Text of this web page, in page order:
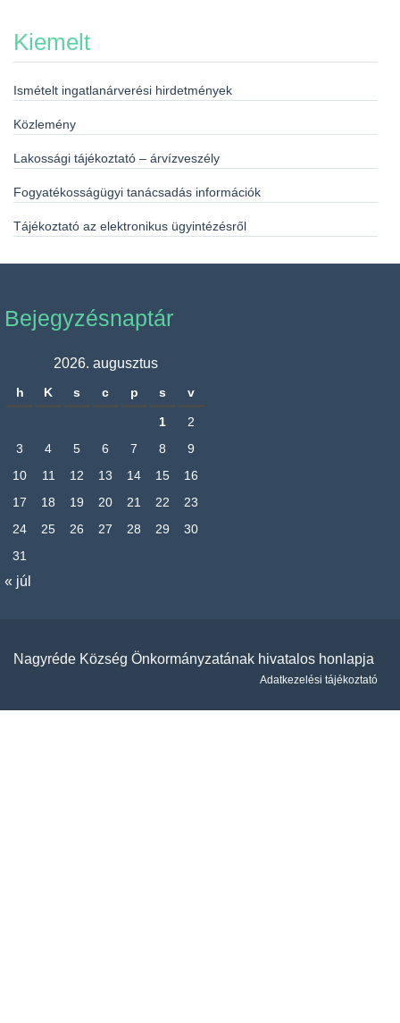
Kiemelt
Ismételt ingatlanárverési hirdetmények
Közlemény
Lakossági tájékoztató – árvízveszély
Fogyatékosságügyi tanácsadás információk
Tájékoztató az elektronikus ügyintézésről
Bejegyzésnaptár
2026. augusztus
h K s c p s v
1
2
3
4 5 6 7 8
9
10
11 12 13 14 15
16
17
18 19 20 21 22
23
24
25 26 27 28 29
30
31
« júl
Nagyréde Község Önkormányzatának hivatalos honlapja
Adatkezelési tájékoztató